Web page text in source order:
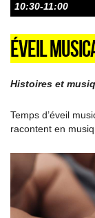
10:30-11:00
ÉVEIL
Histoires et
Temps d’éveil
racontent en